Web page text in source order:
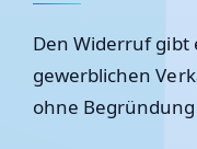
Den Widerruf gibt
gewerblichen
ohne